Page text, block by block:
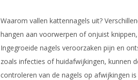
Waarom vallen kattennagels uit?
hangen aan voorwerpen of onjuist
Ingegroeide nagels veroorzaken pijn en
zoals infecties of huidafwijkingen, kunnen
controleren van de nagels op afwijkingen